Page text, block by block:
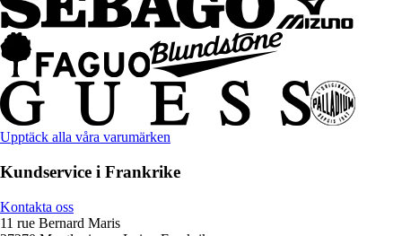
Upptäck alla våra varumärken
Kundservice i Frankrike
Kontakta oss
11 rue Bernard Maris